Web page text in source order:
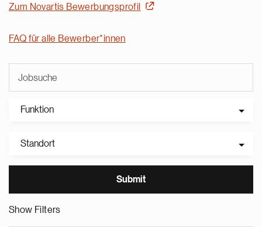
Zum Novartis Bewerbungsprofil
FAQ für alle Bewerber*innen
Funktion
Standort
Show Filters